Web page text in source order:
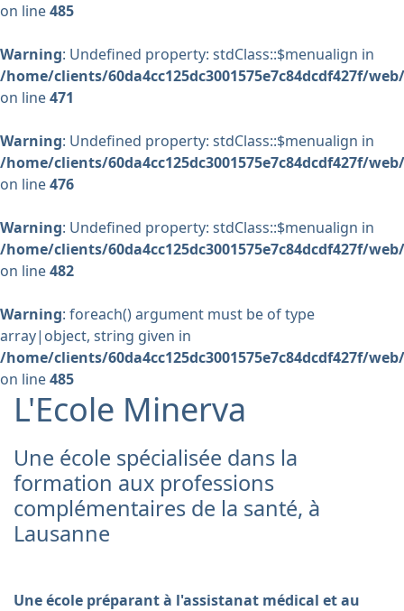
on line485
Warning: Undefined property: stdClass::$menualign in
/home/clients/60da4cc125dc3001575e7c84dcdf427f/
on line471
Warning: Undefined property: stdClass::$menualign in
/home/clients/60da4cc125dc3001575e7c84dcdf427f/
on line476
Warning: Undefined property: stdClass::$menualign in
/home/clients/60da4cc125dc3001575e7c84dcdf427f/
on line482
Warning: foreach() argument must be of type
array|object, string given in
/home/clients/60da4cc125dc3001575e7c84dcdf427f/
on line485
L'Ecole Minerva
Une école spécialisée dans la
formation aux professions
complémentaires de la santé, à
Lausanne
Une école préparant à l'assistanat médical et au